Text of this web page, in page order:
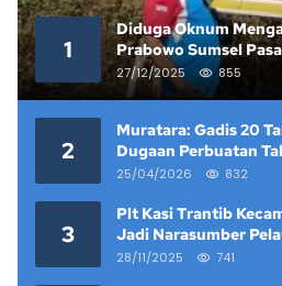
1
Diduga Oknum
Prabowo Sumsel
Lahan yang Telah
27/12/2025 855
2
Muratara: Gadis 20
Dugaan Perbuatan
Kandung Mencuat
25/04/2026 832
3
Plt Kasi Trantib
Jadi Narasumber
dan Narkoba di
28/11/2025 741